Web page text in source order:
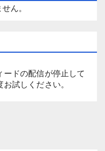
ん。
ドの配信が停止して
試しください。